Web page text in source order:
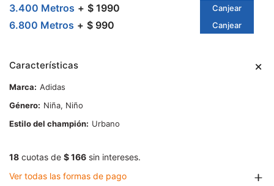
3.400 Metros $ 1990 Canjear
6.800 Metros $ 990 Canjear
Características
Marca
Adidas
Género
Niña, Niño
Estilo del champión
Urbano
18 cuotas de $ 166 sin intereses.
Ver todas las formas de pago